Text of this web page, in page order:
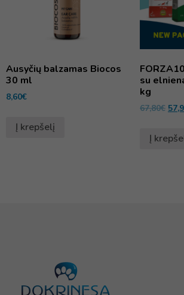
Ausyčių balzamas Biocos
30 ml
8,60€
Į krepšelį
su
kg
67,80€
Į